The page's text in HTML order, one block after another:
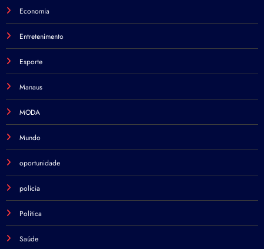
Economia
Entretenimento
Esporte
Manaus
MODA
Mundo
oportunidade
policia
Política
Saúde